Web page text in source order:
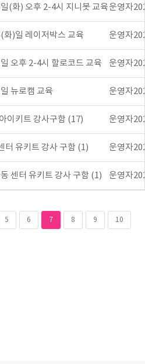
(화) 오후 2-4시 지니봇 교육운영자
)일 레이저박스 교육 운영자
오후 2-4시 할로코드 교육 운영자
뉴로캠 교육 운영자
이키트 강사구함 (17) 운영자
터 유키트 강사 구함 (1) 운영자
센터 유키트 강사 구함 (1) 운영자
5 6 7 8 9 10